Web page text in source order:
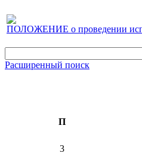
ПОЛОЖЕНИЕ о проведении
Расширенный поиск
П
3